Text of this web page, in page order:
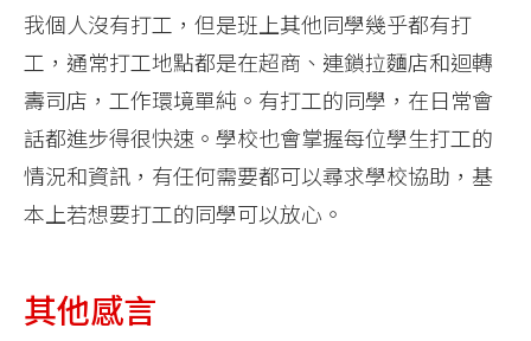
我個人沒有打工，但是班上其他同學幾乎都有打
工，通常打工地點都是在超商、連鎖拉麵店和迴轉
壽司店，工作環境單純。有打工的同學，在日常會
話都進步得很快速。學校也會掌握每位學生打工的
情況和資訊，有任何需要都可以尋求學校協助，基
本上若想要打工的同學可以放心。
其他感言